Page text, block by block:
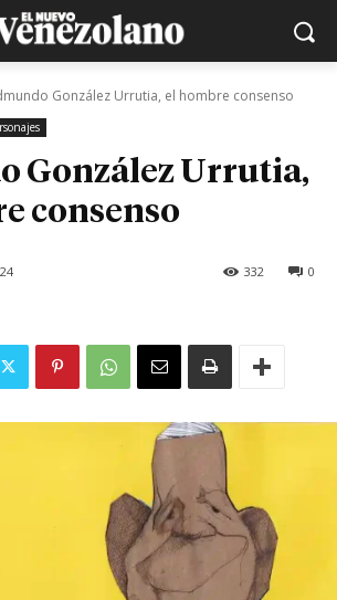
González Urrutia, el hombre consenso
González Urrutia,
consenso
0
332